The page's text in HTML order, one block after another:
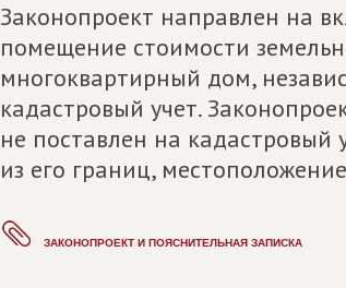
Законопроект направлен на
помещение стоимости
многоквартирный дом,
кадастровый учет.
не поставлен на кадастровый
из его границ,
ЗАКОНОПРОЕКТ И ПОЯСНИТЕЛЬНАЯ ЗАПИСКА